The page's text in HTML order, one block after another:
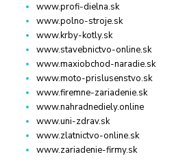
www.profi-dielna.sk
www.polno-stroje.sk
www.krby-kotly.sk
www.stavebnictvo-online.sk
www.maxiobchod-naradie.sk
www.moto-prislusenstvo.sk
www.firemne-zariadenie.sk
www.nahradnediely.online
www.uni-zdrav.sk
www.zlatnictvo-online.sk
www.zariadenie-firmy.sk